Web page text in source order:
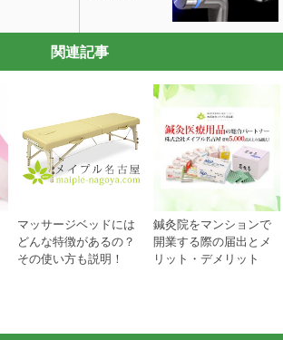
関連記事
マッサージベッドには
どんな特徴があるの？
その使い方も説明！
鍼灸院をマンションで
開業する際の届出とメ
リット・デメリット